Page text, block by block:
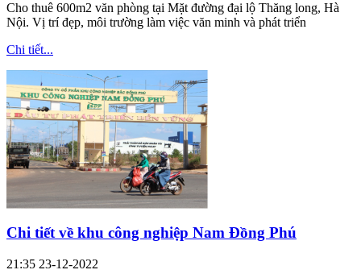
Cho thuê 600m2 văn phòng tại Mặt đường đại lộ Thăng long, Hà
Nội. Vị trí đẹp, môi trường làm việc văn minh và phát triển
Chi tiết...
Chi tiết về khu công nghiệp Nam Đồng Phú
21:35 23-12-2022